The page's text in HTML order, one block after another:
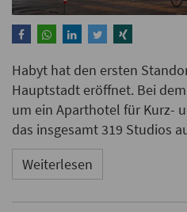
Habyt hat den ersten
Hauptstadt eröffnet. Bei
um ein Aparthotel für Kurz-
das insgesamt 319 Studios
Weiterlesen